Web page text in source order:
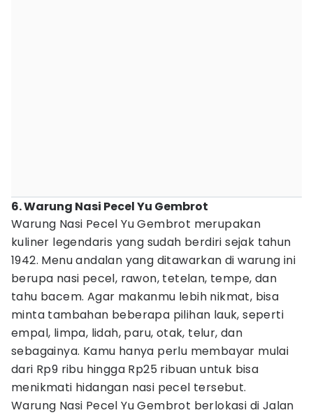
6. Warung Nasi Pecel Yu Gembrot
Warung Nasi Pecel Yu Gembrot merupakan
kuliner legendaris yang sudah berdiri sejak tahun
1942. Menu andalan yang ditawarkan di warung ini
berupa nasi pecel, rawon, tetelan, tempe, dan
tahu bacem. Agar makanmu lebih nikmat, bisa
minta tambahan beberapa pilihan lauk, seperti
empal, limpa, lidah, paru, otak, telur, dan
sebagainya. Kamu hanya perlu membayar mulai
dari Rp9 ribu hingga Rp25 ribuan untuk bisa
menikmati hidangan nasi pecel tersebut.
Warung Nasi Pecel Yu Gembrot berlokasi di Jalan